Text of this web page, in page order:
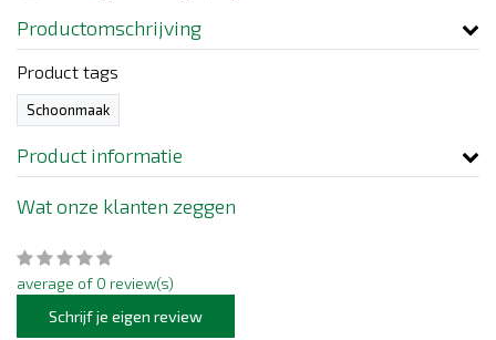
Productomschrijving
Product tags
Schoonmaak
Product informatie
Wat onze klanten zeggen
average of 0 review(s)
Schrijf je eigen review